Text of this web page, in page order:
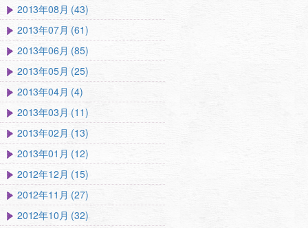
2013年08月 (43)
2013年07月 (61)
2013年06月 (85)
2013年05月 (25)
2013年04月 (4)
2013年03月 (11)
2013年02月 (13)
2013年01月 (12)
2012年12月 (15)
2012年11月 (27)
2012年10月 (32)